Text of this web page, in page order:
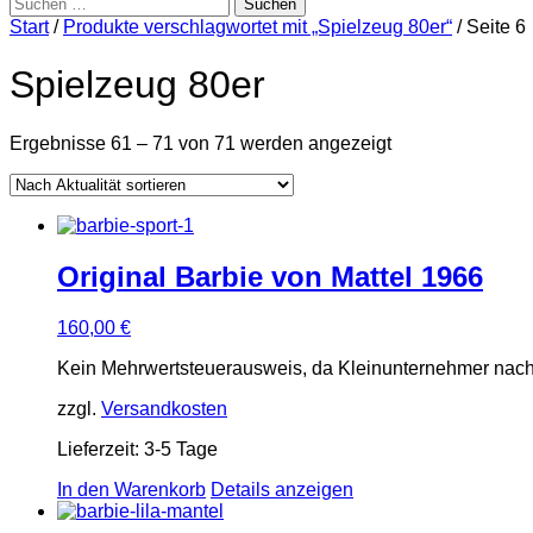
nach:
Start/ Produkte verschlagwortet mit „Spielzeug 80er“ / Seite 6
Spielzeug 80er
Ergebnisse 61 – 71 von 71 werden angezeigtNach
Original Barbie von Mattel 1966
160,00 €
Kein Mehrwertsteuerausweis, da Kleinunternehmer
zzgl. Versandkosten
Lieferzeit: 3-5 Tage
In den Warenkorb Details anzeigen